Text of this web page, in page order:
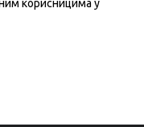
корисницима у